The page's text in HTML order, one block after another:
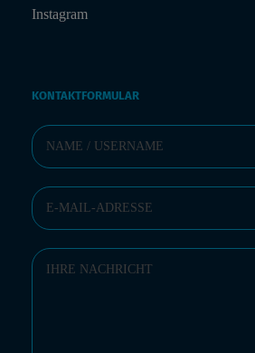
Instagram
KONTAKTFORMULAR